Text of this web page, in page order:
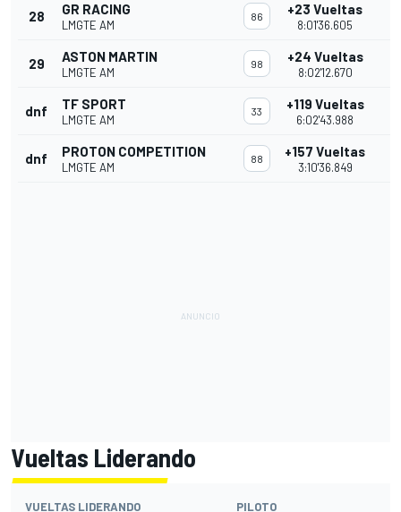
28 GR RACING
LMGTE AM
86 +23 Vueltas
8:01'36.605
29 ASTON MARTIN
LMGTE AM
98 +24 Vueltas
8:02'12.670
dnf TF SPORT
LMGTE AM
33 +119 Vueltas
6:02'43.988
dnf PROTON COMPETITION
LMGTE AM
88 +157 Vueltas
3:10'36.849
Vueltas Liderando
VUELTAS LIDERANDO PILOTO